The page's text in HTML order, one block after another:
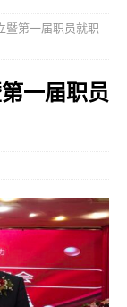
暨第一届职员就职
一届职员